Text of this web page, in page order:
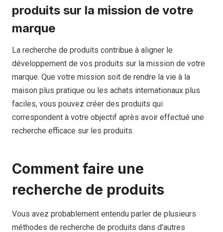
produits sur la mission de votre
marque
La recherche de produits contribue à aligner le
développement de vos produits sur la mission de votre
marque. Que votre mission soit de rendre la vie à la
maison plus pratique ou les achats internationaux plus
faciles, vous pouvez créer des produits qui
correspondent à votre objectif après avoir effectué une
recherche efficace sur les produits.
Comment faire une
recherche de produits
Vous avez probablement entendu parler de plusieurs
méthodes de recherche de produits dans d'autres